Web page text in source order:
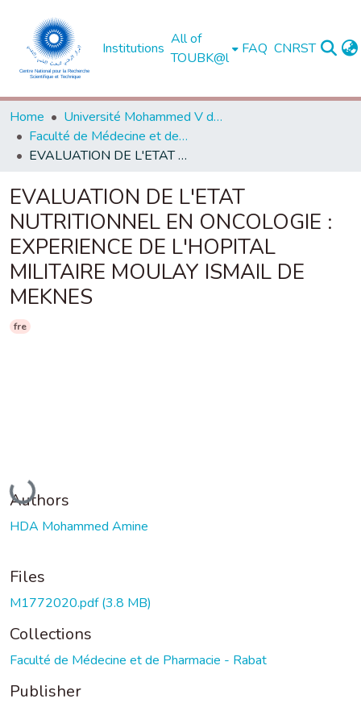
Institutions
All of
TOUBK@l
FAQ CNRST
Home
Université Mohammed V de Rabat
Faculté de Médecine et de Pharmacie - Rabat
EVALUATION DE L'ETAT NUTRITIONNEL EN ONCOLOGIE : EXPERIENCE DE L'HOPITAL MILITAIRE MOULAY ISMAIL DE MEKNES
EVALUATION DE L'ETAT
NUTRITIONNEL EN ONCOLOGIE :
EXPERIENCE DE L'HOPITAL
MILITAIRE MOULAY ISMAIL DE
MEKNES
fre
Loading...
Authors
HDA Mohammed Amine
Files
M1772020.pdf(3.8 MB)
Collections
Faculté de Médecine et de Pharmacie - Rabat
Publisher